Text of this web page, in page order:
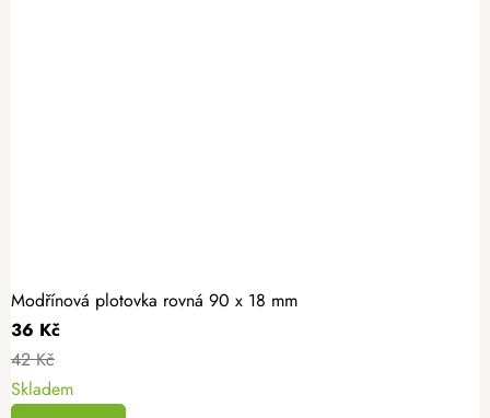
Modřínová plotovka rovná 90 x 18 mm
36 Kč
42 Kč
Skladem